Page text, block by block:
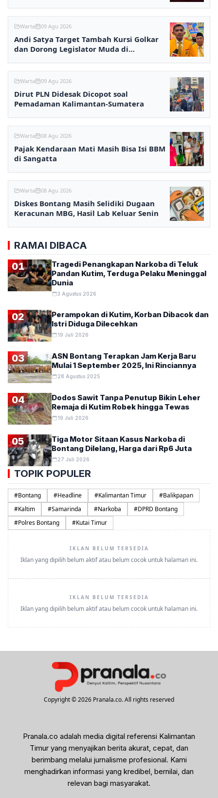
Warta 09 Agu 2026
Andi Satya Target Tambah Kursi Golkar
dan Dorong Legislator Muda di
Warta 09 Agu 2026
Dirut PLN Didesak Dicopot soal
Pemadaman Kalimantan-Sumatera
Warta 08 Agu 2026
Pajak Kendaraan Mati Masih Bisa Isi BBM
di Sangatta
Warta 08 Agu 2026
Diskes Bontang Masih Selidiki Dugaan
Keracunan MBG, Hasil Lab Keluar Senin
RAMAI DIBACA
01
Tragedi Penangkapan Narkoba di Teluk
Pandan Kutim, Terduga Pelaku Meninggal
Dunia
3 Agustus 2026
02
Perampokan di Kutim, Korban Dibacok dan
Istri Diduga Dilecehkan
19 Juli 2026
03
ASN Bontang Terapkan Jam Kerja Baru
Mulai 1 September 2025, Ini Rinciannya
28 Agustus 2025
04
Dodos Sawit Tanpa Penutup Bikin Leher
Remaja di Kutim Robek hingga Tewas
19 Juli 2026
05
Tiga Motor Sitaan Kasus Narkoba di
Bontang Dilelang, Harga dari Rp6 Juta
27 Juli 2026
TOPIK POPULER
#Bontang #Headline #Kalimantan Timur #Balikpapan
#Kaltim #Samarinda #Narkoba #DPRD Bontang
#Polres Bontang #Kutai Timur
IKLAN BELUM TERSEDIA
Iklan yang dipilih belum aktif atau belum cocok untuk halaman ini.
IKLAN BELUM TERSEDIA
Iklan yang dipilih belum aktif atau belum cocok untuk halaman ini.
Copyright © 2026 Pranala.co. All rights reserved
Pranala.co adalah media digital referensi Kalimantan
Timur yang menyajikan berita akurat, cepat, dan
berimbang melalui jurnalisme profesional. Kami
menghadirkan informasi yang kredibel, bernilai, dan
relevan bagi masyarakat.